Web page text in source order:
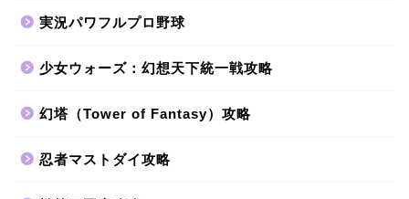
実況パワフルプロ野球
少女ウォーズ：幻想天下統一戦攻略
幻塔（Tower of Fantasy）攻略
忍者マストダイ攻略